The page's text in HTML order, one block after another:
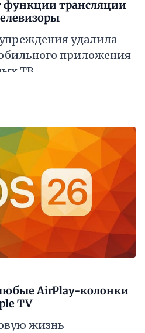
функции трансляции
удалила
приложения
ТВ
AirPlay-колонки
TV
жизнь